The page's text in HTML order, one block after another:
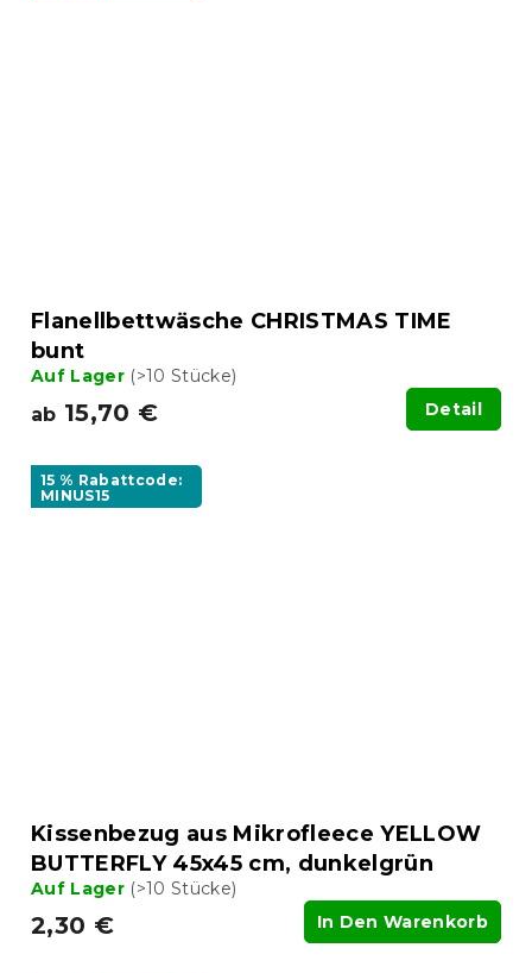
Flanellbettwäsche CHRISTMAS TIME
bunt
Auf Lager (>10 Stücke)
ab 15,70 € Detail
15 % Rabattcode:
MINUS15
Kissenbezug aus Mikrofleece YELLOW
BUTTERFLY 45x45 cm, dunkelgrün
Auf Lager (>10 Stücke)
2,30 € In Den Warenkorb